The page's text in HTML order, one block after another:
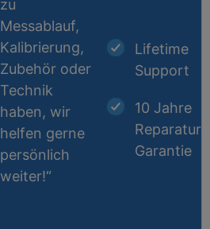
zu
Messablauf,
Kalibrierung,
Zubehör oder
Technik
haben, wir
helfen gerne
persönlich
weiter!“
Lifetime
Support
10 Jahre
Reparatur-
Garantie